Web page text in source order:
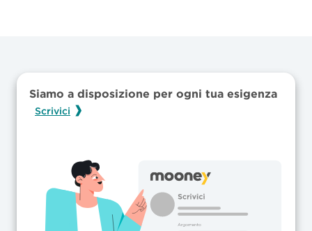
Siamo a disposizione per ogni tua esigenza
Scrivici